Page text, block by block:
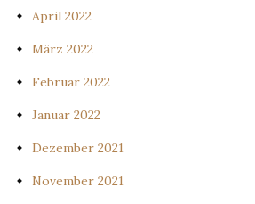
April 2022
März 2022
Februar 2022
Januar 2022
Dezember 2021
November 2021